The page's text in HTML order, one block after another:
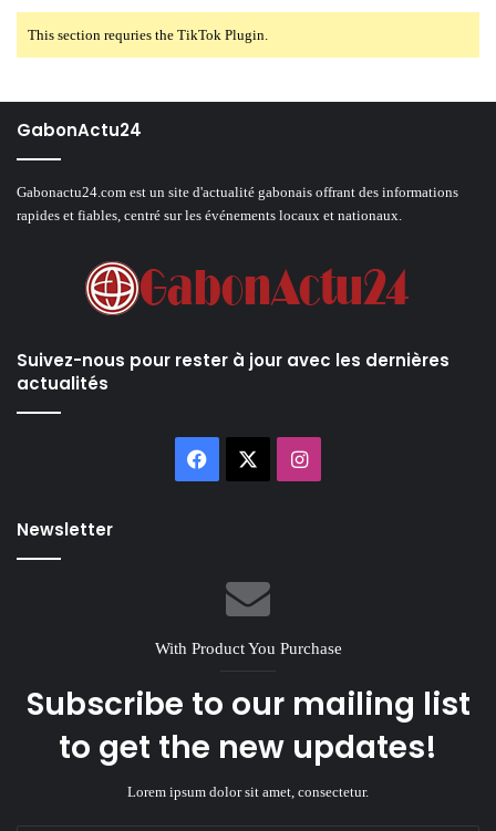
This section requries the TikTok Plugin.
GabonActu24
Gabonactu24.com est un site d'actualité gabonais offrant des informations
rapides et fiables, centré sur les événements locaux et nationaux.
Suivez-nous pour rester à jour avec les dernières
actualités
Facebook Instagram
Newsletter
With Product You Purchase
Subscribe to our mailing list
to get the new updates!
Lorem ipsum dolor sit amet, consectetur.